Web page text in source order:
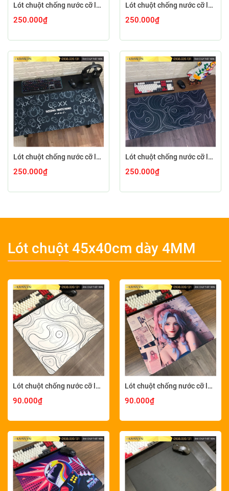
Lót chuột chống nước cỡ lớn 90x40cm dày 5MM AMATE-01-90X40-5MM
250.000₫
Lót chuột chống nước cỡ lớn 90x40cm dày 5MM BLACK-90X40-5MM
250.000₫
Lót chuột chống nước cỡ lớn 90x40cm dày 5MM KAWS-01-90X40-5MM
250.000₫
Lót chuột chống nước cỡ lớn 90x40cm dày 5MM MINIMAL-13-90X40-5MM
250.000₫
Lót chuột 45x40cm dày 4MM
Lót chuột chống nước cỡ lớn 45x40cm dày 4mm MINIMAL-12-45X40-4MM
90.000₫
Lót chuột chống nước cỡ lớn 45x40cm dày 4mm GIRL-04-45X40-4MM
90.000₫